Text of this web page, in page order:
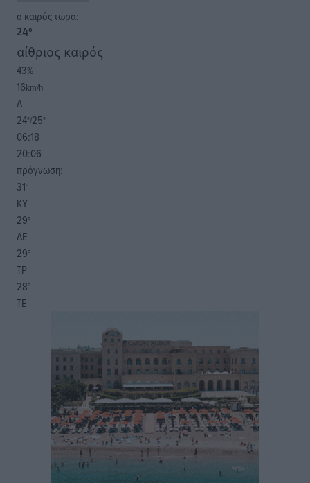
o καιρός τώρα:
24°
αίθριος καιρός
43%
16km/h
Δ
24°/25°
06:18
20:06
πρόγνωση:
31°
ΚΥ
29°
ΔΕ
29°
ΤΡ
28°
ΤΕ